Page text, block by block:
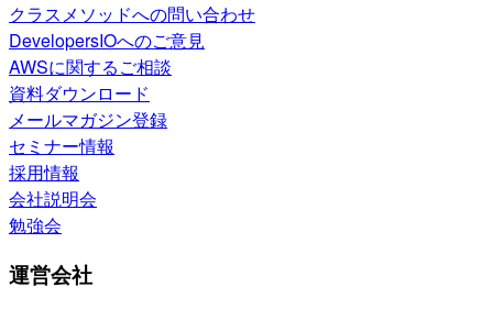
クラスメソッドへの問い合わせ
DevelopersIOへのご意見
AWSに関するご相談
資料ダウンロード
メールマガジン登録
セミナー情報
採用情報
会社説明会
勉強会
運営会社